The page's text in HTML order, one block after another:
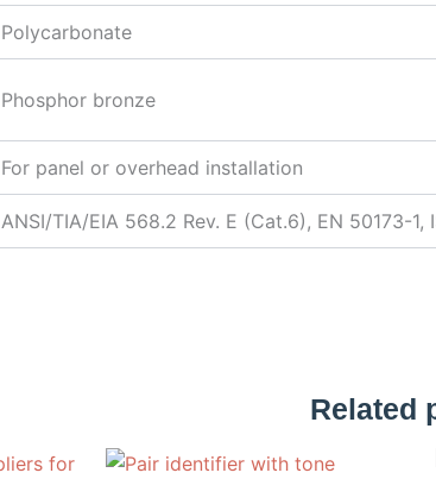
Polycarbonate
Phosphor bronze
For panel or overhead installation
ANSI/TIA/EIA 568.2 Rev. E (Cat.6), EN 50173-1,
Related